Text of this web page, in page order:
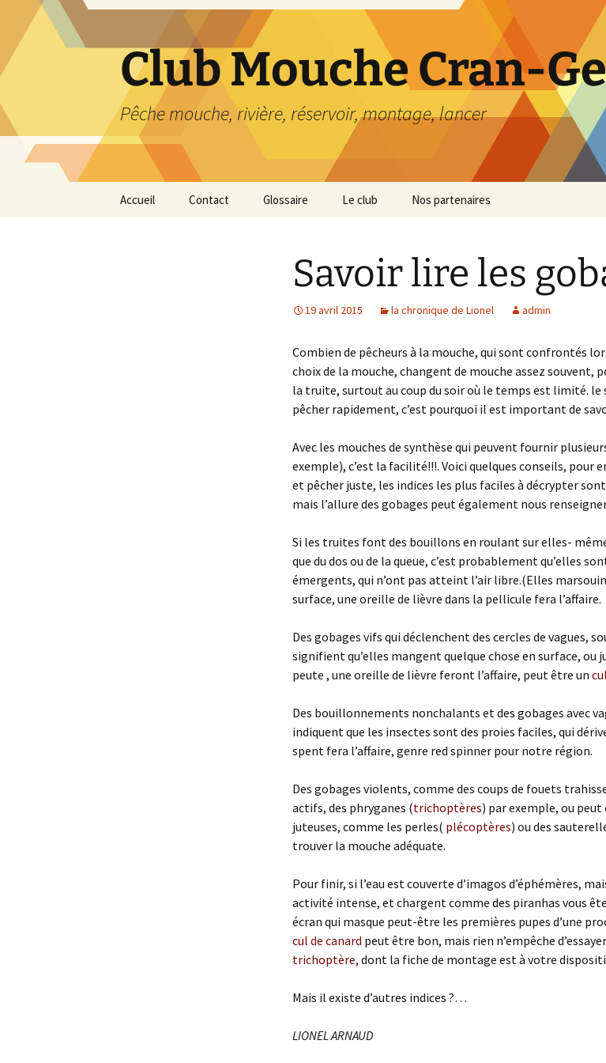
contenu
Club Mouche Cran-
Pêche mouche, rivière, réservoir, montage, lancer
Accueil Contact Glossaire Le club Nos partenaires
Savoir lire les
19 avril 2015 la chronique de Lionel admin
Combien de pêcheurs à la mouche, qui sont confrontés
choix de la mouche, changent de mouche assez souvent,
la truite, surtout au coup du soir où le temps est limité.
pêcher rapidement, c’est pourquoi il est important de
Avec les mouches de synthèse qui peuvent fournir
exemple), c’est la facilité!!!. Voici quelques conseils, pour
et pêcher juste, les indices les plus faciles à décrypter
mais l’allure des gobages peut également nous
Si les truites font des bouillons en roulant sur elles-
que du dos ou de la queue, c’est probablement qu’elles
émergents, qui n’ont pas atteint l’air libre.(Elles
surface, une oreille de lièvre dans la pellicule fera l’affaire.
Des gobages vifs qui déclenchent des cercles de vagues,
signifient qu’elles mangent quelque chose en surface, ou
peute , une oreille de lièvre feront l’affaire, peut être un
Des bouillonnements nonchalants et des gobages avec
indiquent que les insectes sont des proies faciles, qui
spent fera l’affaire, genre red spinner pour notre région.
Des gobages violents, comme des coups de fouets
actifs, des phryganes (trichoptères) par exemple, ou
juteuses, comme les perles( plécoptères) ou des
trouver la mouche adéquate.
Pour finir, si l’eau est couverte d’imagos d’éphémères,
activité intense, et chargent comme des piranhas vous
écran qui masque peut-être les premières pupes d’une
cul de canard peut être bon, mais rien n’empêche
trichoptère, dont la fiche de montage est à votre
Mais il existe d’autres indices ?…
LIONEL ARNAUD